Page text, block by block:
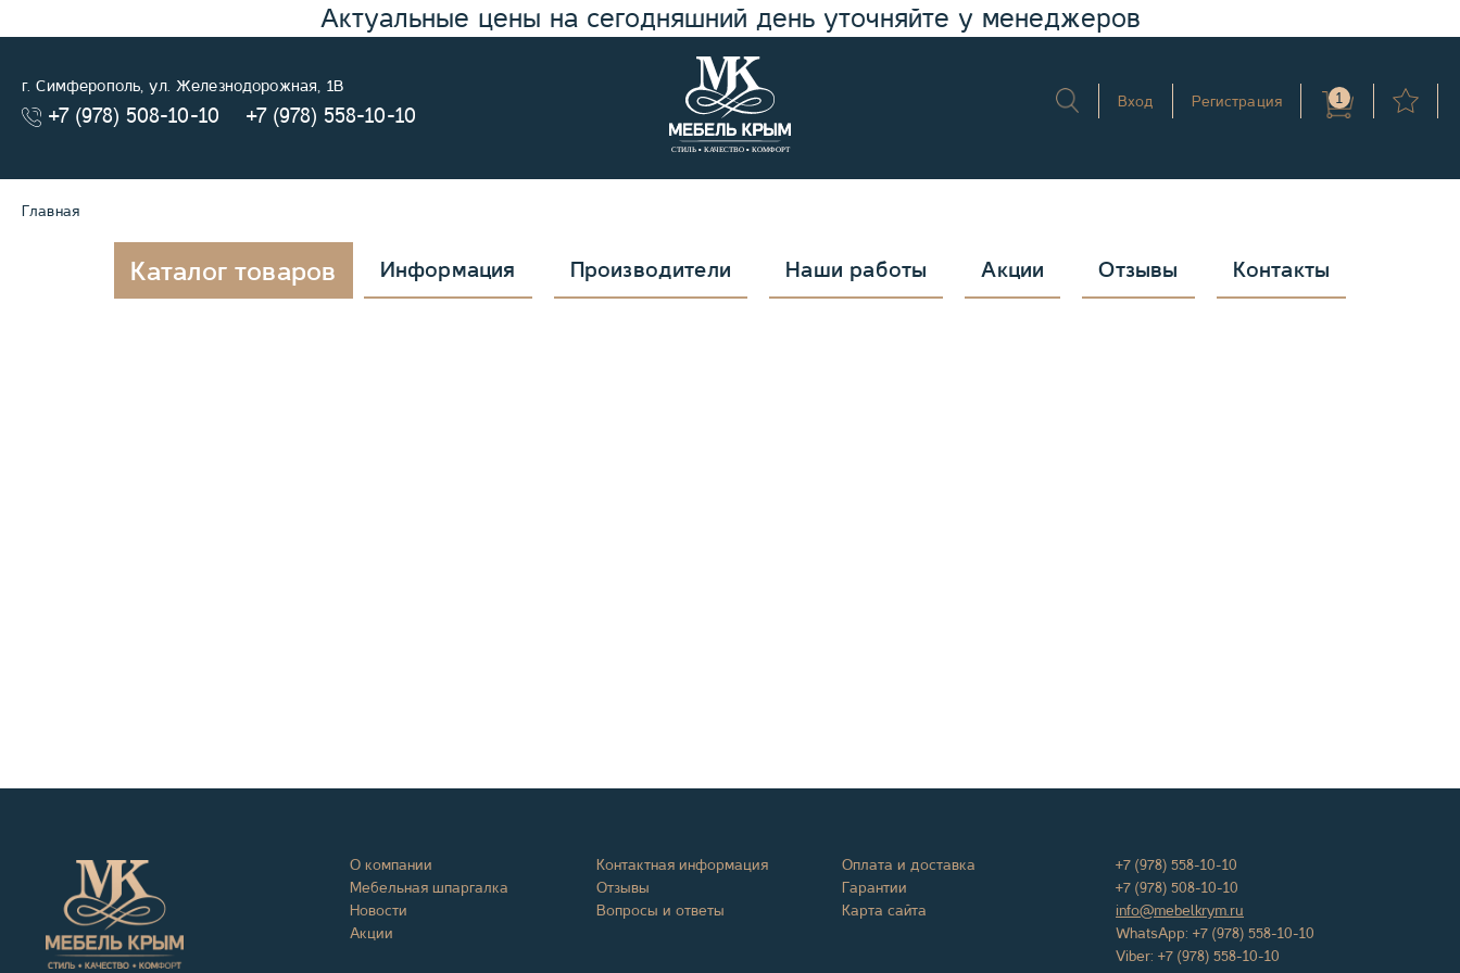
Актуальные цены на сегодняшний день уточняйте у менеджеров
г. Симферополь, ул. Железнодорожная, 1В
+7 (978) 508-10-10 +7 (978) 558-10-10
Вход Регистрация 1
Главная
Каталог товаров Информация Производители Наши работы Акции Отзывы Контакты
О компании
Мебельная шпаргалка
Новости
Акции
Контактная информация
Отзывы
Вопросы и ответы
Оплата и доставка
Гарантии
Карта сайта
+7 (978) 558-10-10
+7 (978) 508-10-10
info@mebelkrym.ru
WhatsApp: +7 (978) 558-10-10
Viber: +7 (978) 558-10-10